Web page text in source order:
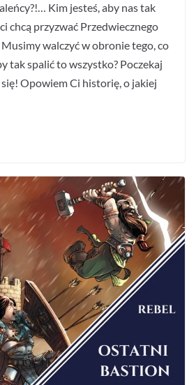
Kim jesteś, aby nas tak
chcą przyzwać Przedwiecznego
walczyć w obronie tego, co
tak spalić to wszystko? Poczekaj
Opowiem Ci historię, o jakiej